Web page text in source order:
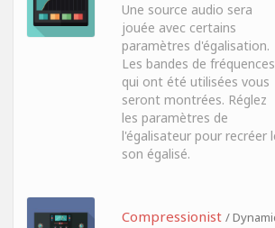
Une source audio sera
jouée avec certains
paramètres d'égalisation.
Les bandes de fréquences
qui ont été utilisées vous
seront montrées. Réglez
les paramètres de
l'égalisateur pour recréer
son égalisé.
Compressionist /